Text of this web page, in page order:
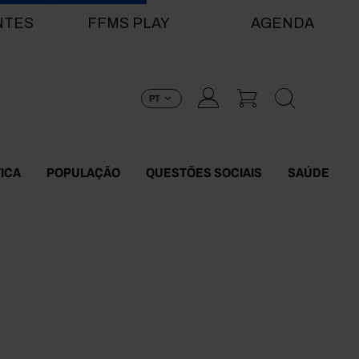
FFMS PLAY AGENDA
PT
POPULAÇÃO QUESTÕES SOCIAIS SAÚDE